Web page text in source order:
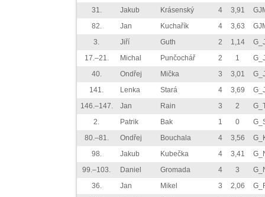
31.
Jakub Krásenský 4 3,91
82.
Jan Kuchařík 4 3,63
3.
Jiří Guth 2 1,14
17.–21.
Michal Punčochář 2 1
40.
Ondřej Mička 3 3,01
141.
Lenka Stará 4 3,69
146.–147.
Jan Rain 3 2
2.
Patrik Bak 1 0
80.–81.
Ondřej Bouchala 4 3,56
98.
Jakub Kubečka 4 3,41
99.–103.
Daniel Gromada 4 3
36.
Jan Mikel 3 2,06